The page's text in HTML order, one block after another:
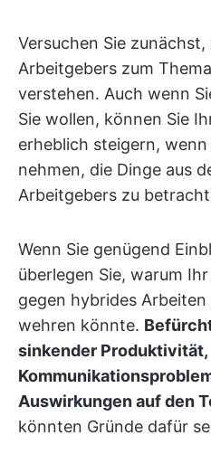
Versuchen Sie
Arbeitgebers zum
verstehen. Auch wenn
Sie wollen, können Sie
erheblich steigern, wenn
nehmen, die Dinge aus
Arbeitgebers zu
Wenn Sie genügend
überlegen Sie, warum
gegen hybrides
wehren könnte.
sinkender Produktivität,
Auswirkungen auf den
könnten Gründe dafür